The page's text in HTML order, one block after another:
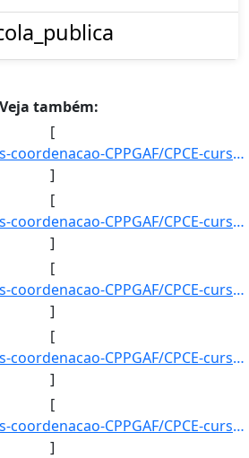
Veja também:
[
2: campus-Bom_Jesus-coordenacao-CPPGAF/CPCE-curso-POS-GRADUACAO_EM_AGRONOMIA_?_FITOTECNIA-nivel-E-aluno]
]
[
3: campus-Bom_Jesus-coordenacao-CPPGAF/CPCE-curso-POS-GRADUACAO_EM_AGRONOMIA_?_FITOTECNIA-nivel-E-aluno]
]
[
4: campus-Bom_Jesus-coordenacao-CPPGAF/CPCE-curso-POS-GRADUACAO_EM_AGRONOMIA_?_FITOTECNIA-nivel-E-aluno]
]
[
5: campus-Bom_Jesus-coordenacao-CPPGAF/CPCE-curso-POS-GRADUACAO_EM_AGRONOMIA_?_FITOTECNIA-nivel-E-aluno]
]
[
6: campus-Bom_Jesus-coordenacao-CPPGAF/CPCE-curso-POS-GRADUACAO_EM_AGRONOMIA_?_FITOTECNIA-nivel-E-aluno]
]